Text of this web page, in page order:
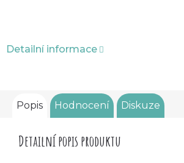
Detailní informace
Popis Hodnocení Diskuze
Detailní popis produktu